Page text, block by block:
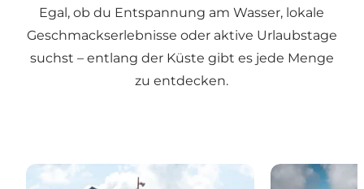
Egal, ob du Entspannung am Wasser, lokale
Geschmackserlebnisse oder aktive Urlaubstage
suchst – entlang der Küste gibt es jede Menge
zu entdecken.
Sommer an der dänischen NordseeküsteAktivitäten